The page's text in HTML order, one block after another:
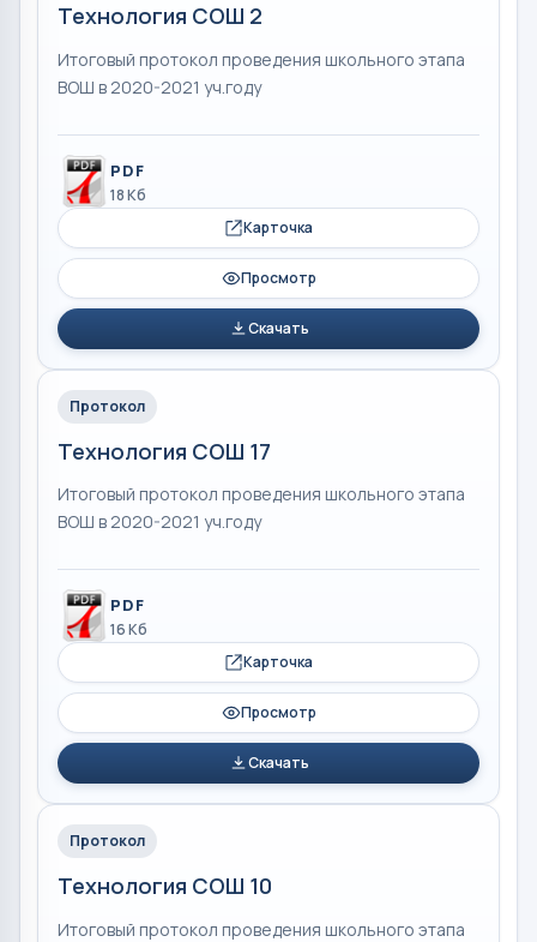
Технология СОШ 2
Итоговый протокол проведения школьного этапа
ВОШ в 2020-2021 уч.году
PDF
18 Кб
Карточка
Просмотр
Скачать
Протокол
Технология СОШ 17
Итоговый протокол проведения школьного этапа
ВОШ в 2020-2021 уч.году
PDF
16 Кб
Карточка
Просмотр
Скачать
Протокол
Технология СОШ 10
Итоговый протокол проведения школьного этапа